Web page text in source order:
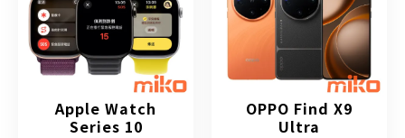
Apple Watch
Series 10
OPPO Find X9
Ultra